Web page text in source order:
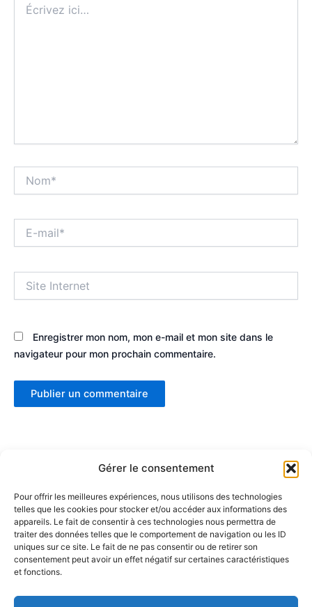
Gérer le consentement
Pour offrir les meilleures expériences, nous utilisons des technologies
telles que les cookies pour stocker et/ou accéder aux informations des
appareils. Le fait de consentir à ces technologies nous permettra de
traiter des données telles que le comportement de navigation ou les ID
uniques sur ce site. Le fait de ne pas consentir ou de retirer son
consentement peut avoir un effet négatif sur certaines caractéristiques
et fonctions.
ici…
mail*
Internet
Enregistrer mon nom, mon e-mail et mon site dans le
navigateur pour mon prochain commentaire.
Partenaires :
LaMaisonDuDonut
LaBelleBiere